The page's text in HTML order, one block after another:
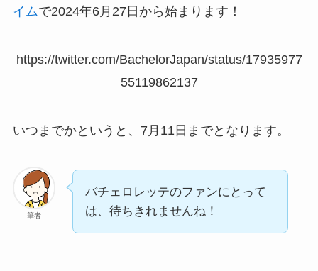
イムで2024年6月27日から始まります！
https://twitter.com/BachelorJapan/status/17935977
55119862137
いつまでかというと、7月11日までとなります。
筆者
バチェロレッテのファンにとって
は、待ちきれませんね！